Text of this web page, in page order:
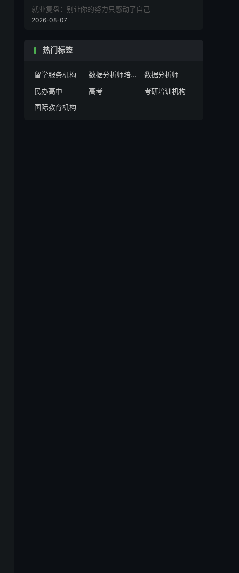
就业复盘：别让你的努力只感动了自己
2026-08-07
热门标签
留学服务机构 数据分析师培训机构
数据分析师
民办高中
高考
考研培训机构
国际教育机构